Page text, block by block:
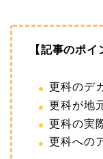
【記事のポイ
更科のデ
更科が地
更科の実
更科への